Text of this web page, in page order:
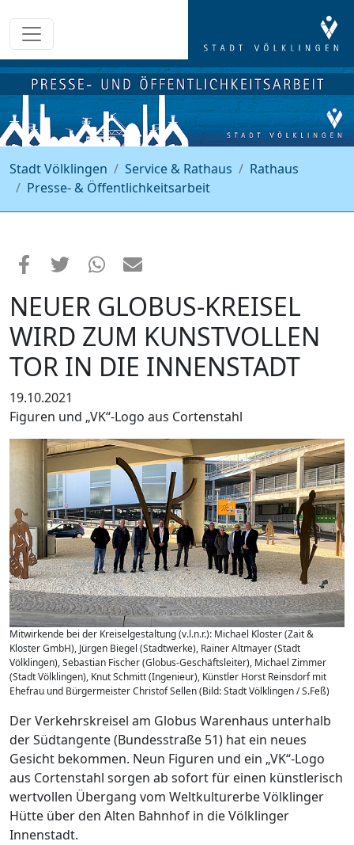
Stadt Völklingen Service & Rathaus
Rathaus
Presse- & Öffentlichkeitsarbeit
NEUER GLOBUS-KREISEL
WIRD ZUM KUNSTVOLLEN
TOR IN DIE INNENSTADT
19.10.2021
Figuren und „VK“-Logo aus Cortenstahl
Mitwirkende bei der Kreiselgestaltung (v.l.n.r.): Michael Kloster (Zait &
Kloster GmbH), Jürgen Biegel (Stadtwerke), Rainer Altmayer (Stadt
Völklingen), Sebastian Fischer (Globus-Geschäftsleiter), Michael Zimmer
(Stadt Völklingen), Knut Schmitt (Ingenieur), Künstler Horst Reinsdorf mit
Ehefrau und Bürgermeister Christof Sellen (Bild: Stadt Völklingen / S.Feß)
Der Verkehrskreisel am Globus Warenhaus unterhalb
der Südtangente (Bundesstraße 51) hat ein neues
Gesicht bekommen. Neun Figuren und ein „VK“-Logo
aus Cortenstahl sorgen ab sofort für einen künstlerisch
wertvollen Übergang vom Weltkulturerbe Völklinger
Hütte über den Alten Bahnhof in die Völklinger
Innenstadt.